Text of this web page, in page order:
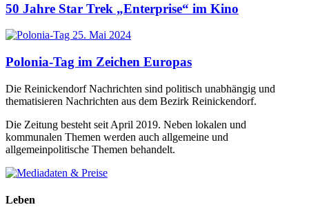
50 Jahre Star Trek „Enterprise“ im Kino
Polonia-Tag im Zeichen Europas
Die Reinickendorf Nachrichten sind politisch unabhängig und
thematisieren Nachrichten aus dem Bezirk Reinickendorf.
Die Zeitung besteht seit April 2019. Neben lokalen und
kommunalen Themen werden auch allgemeine und
allgemeinpolitische Themen behandelt.
Leben